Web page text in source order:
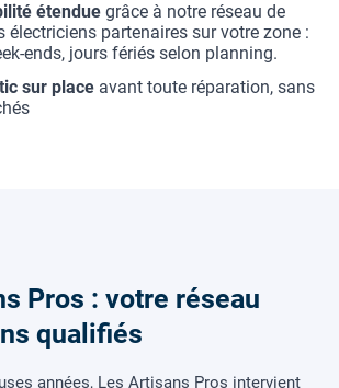
étendue grâce à notre réseau de
électriciens partenaires sur votre zone :
ends, jours fériés selon planning.
sur place avant toute réparation, sans
Pros : votre réseau
qualifiés
années, Les Artisans Pros intervient